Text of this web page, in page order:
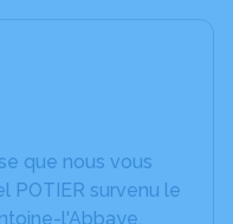
que nous vous
POTIER survenu le
l'Abbaye.